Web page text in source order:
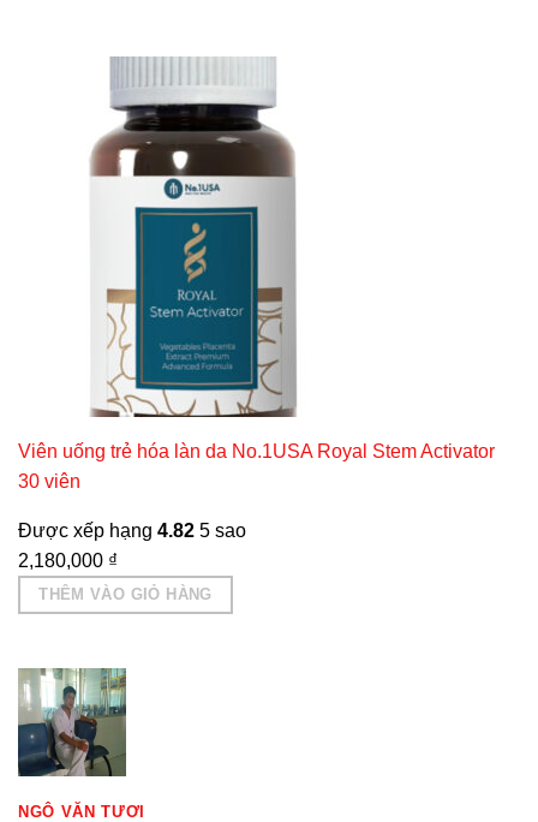
Viên uống trẻ hóa làn da No.1USA Royal Stem Activator
30 viên
Được xếp hạng 4.825 sao
2,180,000 ₫
THÊM VÀO GIỎ HÀNG
NGÔ VĂN TƯƠI